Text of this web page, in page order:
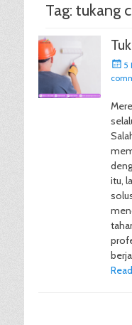
Tag: tukang
on
5
itu,